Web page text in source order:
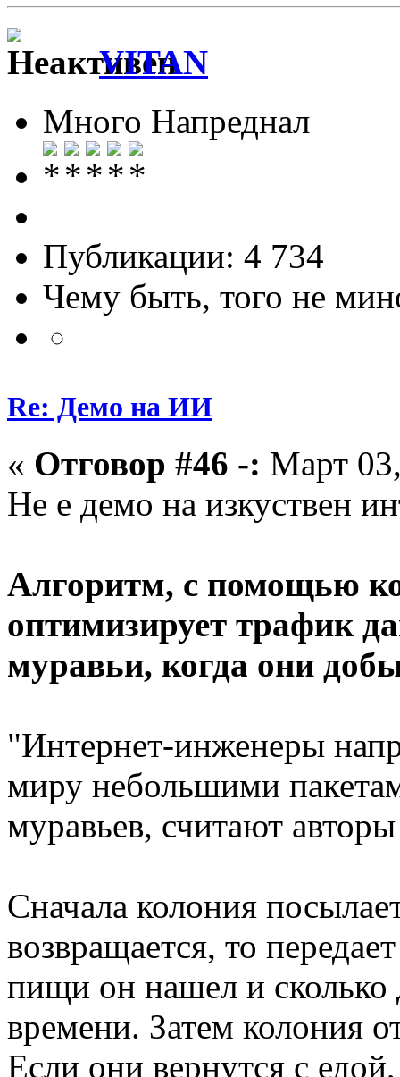
VITAN
Много Напреднал
Публикации: 4 734
Чему быть, того не
Re: Демо на ИИ
« Отговор #46 -: Март
Не е демо на изкуствен
Алгоритм, с помощью
оптимизирует трафик
муравьи, когда они
"Интернет-инженеры
миру небольшими
муравьев, считают
Сначала колония
возвращается, то
пищи он нашел и сколько
времени. Затем колония
Если они вернутся с